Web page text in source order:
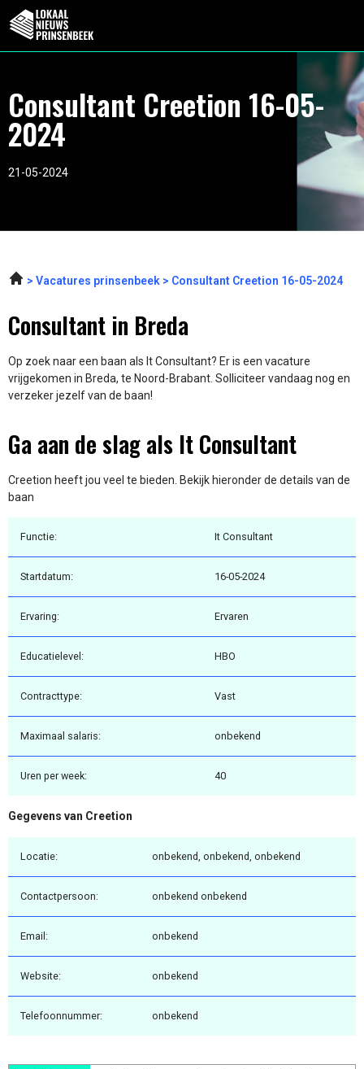
Consultant Creetion 16-05-
2024
21-05-2024
Vacatures prinsenbeek Consultant Creetion 16-05-2024
Consultant in Breda
Op zoek naar een baan als It Consultant? Er is een vacature
vrijgekomen in Breda, te Noord-Brabant. Solliciteer vandaag nog en
verzeker jezelf van de baan!
Ga aan de slag als It Consultant
Creetion heeft jou veel te bieden. Bekijk hieronder de details van de
baan
Functie: It Consultant
Startdatum: 16-05-2024
Ervaring: Ervaren
Educatielevel: HBO
Contracttype: Vast
Maximaal salaris: onbekend
Uren per week: 40
Gegevens van Creetion
Locatie: onbekend, onbekend, onbekend
Contactpersoon: onbekend onbekend
Email: onbekend
Website: onbekend
Telefoonnummer: onbekend